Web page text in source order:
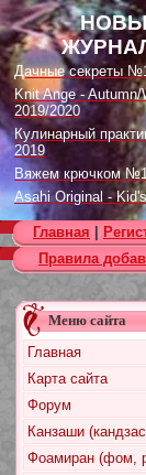
Дачные секреты
Knit Ange - Autumn/
2019/2020
Кулинарный
2019
Вяжем крючком
Asahi Original -
Цветок.
Designs in Machine
№116 2019
Burda Örgü dergisi
Loopy Mango
Fashionable Pieces
Make in a Day
Craft Stamper -
Главная
Правила
Меню сайта
Главная
Карта сайта
Форум
Канзаши
Фоамиран (фом,